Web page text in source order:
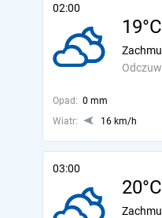
02:00
19°C
Opad: 0 mm
Wiatr:
16 km/h
03:00
20°C